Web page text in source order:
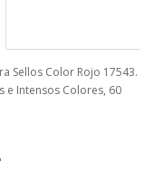
Sellos Color Rojo 17543.
e Intensos Colores, 60